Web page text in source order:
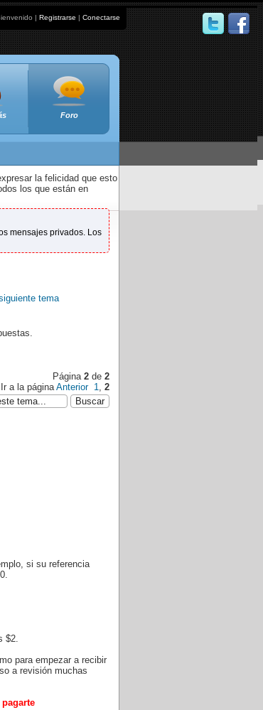
| Registrarse | Conectarse
Foro
la felicidad que esto
los que están en
mensajes privados. Los
Página 2 de 2
Ir a la páginaAnterior 1, 2
si su referencia
$2.
para empezar a recibir
a revisión muchas